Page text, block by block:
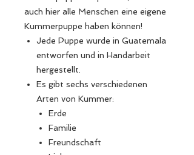
auch hier alle Menschen eine eigene
Kummerpuppe haben können!
Jede Puppe wurde in Guatemala
entworfen und in Handarbeit
hergestellt.
Es gibt sechs verschiedenen
Arten von Kummer:
Erde
Familie
Freundschaft